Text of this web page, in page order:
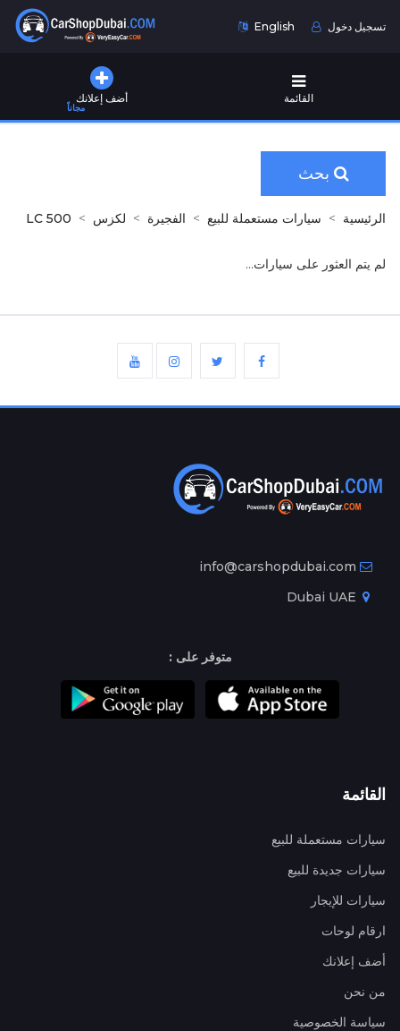
English تسجيل دخول
أضف إعلانك
مجاناً
القائمة
بحث
الرئيسية سيارات مستعملة للبيع الفجيرة لكزس LC 500
لم يتم العثور على سيارات...
info@carshopdubai.com
متوفر على :
القائمة
سيارات مستعملة للبيع
سيارات جديدة للبيع
سيارات للإيجار
ارقام لوحات
أضف إعلانك
من نحن
سياسة الخصوصية